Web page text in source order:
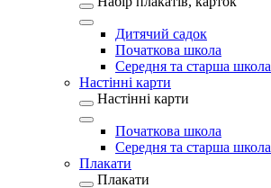
Дитячий садок
Початкова школа
Середня та старша школа
Настінні карти
Настінні карти
Початкова школа
Середня та старша школа
Плакати
Плакати